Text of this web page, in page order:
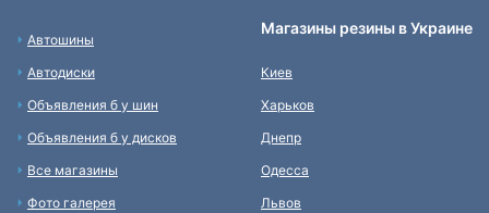
Автошины
Автодиски
Объявления б у шин
Объявления б у дисков
Все магазины
Фото галерея
Магазины резины в Украине
Киев
Харьков
Днепр
Одесса
Львов